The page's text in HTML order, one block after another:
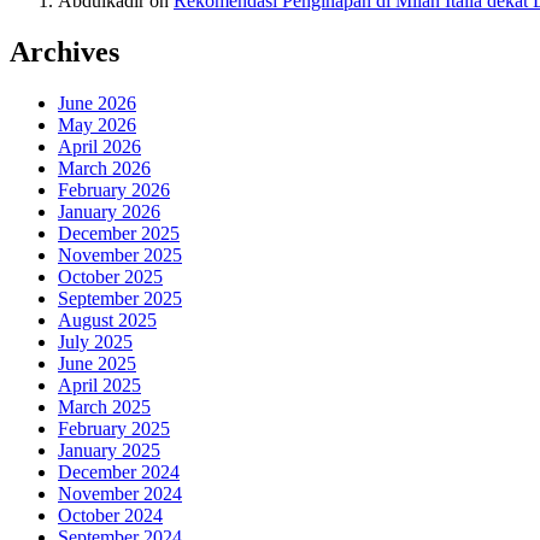
Archives
June 2026
May 2026
April 2026
March 2026
February 2026
January 2026
December 2025
November 2025
October 2025
September 2025
August 2025
July 2025
June 2025
April 2025
March 2025
February 2025
January 2025
December 2024
November 2024
October 2024